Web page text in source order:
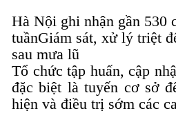
Hà Nội ghi nhận gần 530
tuầnGiám sát, xử lý triệt
sau mưa lũ
Tổ chức tập huấn, cập
đặc biệt là tuyến cơ sở
hiện và điều trị sớm các